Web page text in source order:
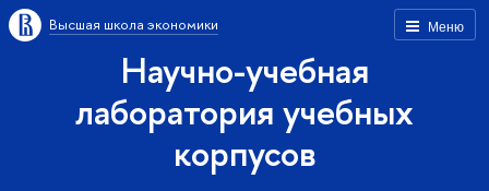
Меню
Высшая школа экономики
Научно-учебная
лаборатория учебных
корпусов